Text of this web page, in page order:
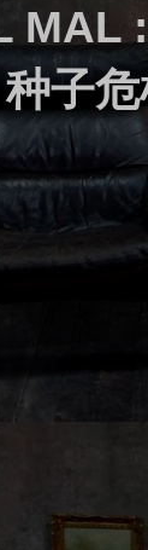
MAL
子